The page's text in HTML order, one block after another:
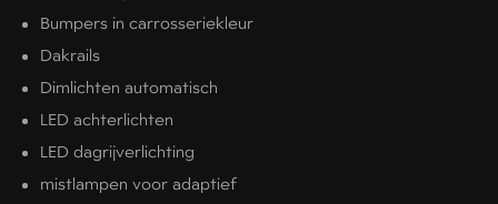
Bumpers in carrosseriekleur
Dakrails
Dimlichten automatisch
LED achterlichten
LED dagrijverlichting
mistlampen voor adaptief